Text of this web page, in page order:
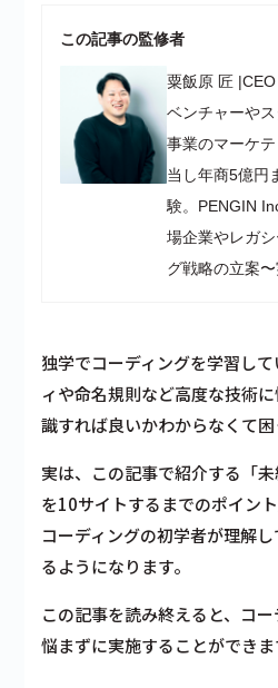
この記事の監修者
粟飯原 匠 |CEO
ベンチャーや
事業のマーケ
当し年商5億円
験。PENGIN
場企業やレガ
グ戦略の立案
独学でコーディングを学習し
ィや命名規則など高度な技術
識すれば良いかわからなくて
実は、この記事で紹介する「
を10サイトするまでのポイン
コーディングの初学者が理解
るようになります。
この記事を読み終えると、コ
悩まずに実施することができま